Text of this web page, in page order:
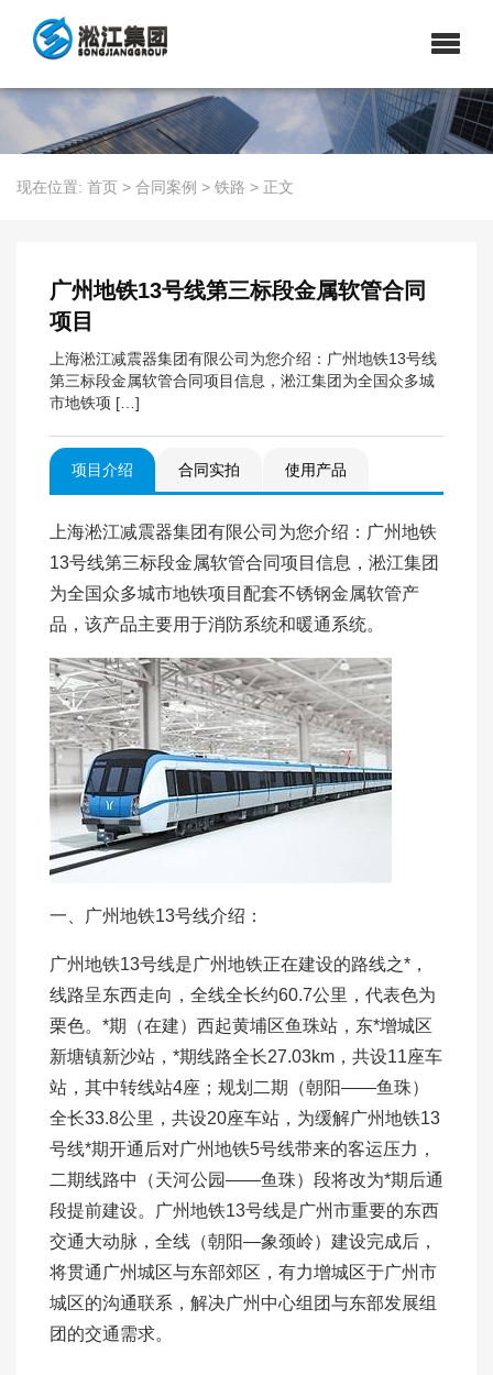
现在位置: 首页 > 合同案例 > 铁路 > 正文
广州地铁13号线第三标段金属软管合同
项目
上海淞江减震器集团有限公司为您介绍：广州地铁13号线
第三标段金属软管合同项目信息，淞江集团为全国众多城
市地铁项 […]
项目介绍 合同实拍 使用产品
上海淞江减震器集团有限公司为您介绍：广州地铁
13号线第三标段金属软管合同项目信息，淞江集团
为全国众多城市地铁项目配套不锈钢金属软管产
品，该产品主要用于消防系统和暖通系统。
一、广州地铁13号线介绍：
广州地铁13号线是广州地铁正在建设的路线之*，
线路呈东西走向，全线全长约60.7公里，代表色为
栗色。*期（在建）西起黄埔区鱼珠站，东*增城区
新塘镇新沙站，*期线路全长27.03km，共设11座车
站，其中转线站4座；规划二期（朝阳——鱼珠）
全长33.8公里，共设20座车站，为缓解广州地铁13
号线*期开通后对广州地铁5号线带来的客运压力，
二期线路中（天河公园——鱼珠）段将改为*期后通
段提前建设。广州地铁13号线是广州市重要的东西
交通大动脉，全线（朝阳—象颈岭）建设完成后，
将贯通广州城区与东部郊区，有力增城区于广州市
城区的沟通联系，解决广州中心组团与东部发展组
团的交通需求。